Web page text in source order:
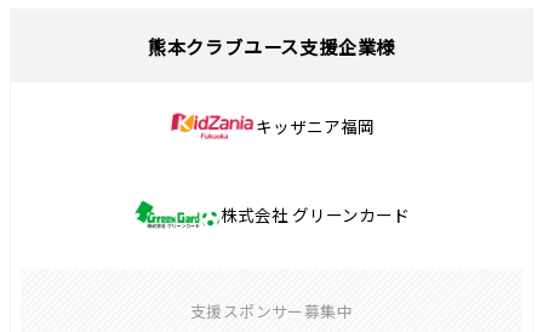
熊本クラブユース支援企業様
キッザニア福岡
株式会社 グリーンカード
支援スポンサー募集中